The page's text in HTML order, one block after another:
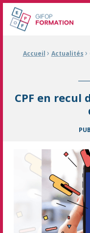
GIFOP Formation
Fil d'Ariane :
Accueil › Actualités ›
CPF en recul